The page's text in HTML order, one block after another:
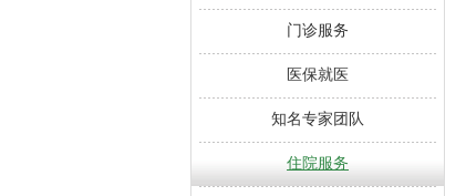
门诊服务
医保就医
知名专家团队
住院服务